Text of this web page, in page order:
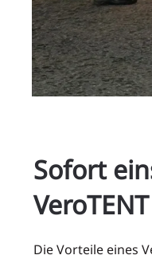
Sofort
VeroTENT
Die Vorteile eines